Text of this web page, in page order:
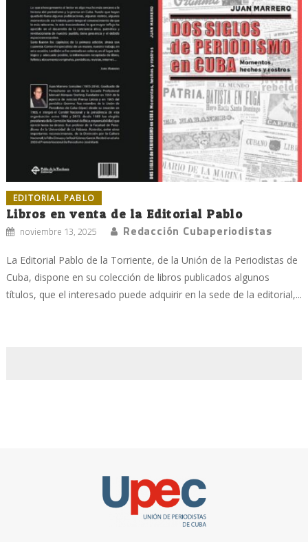
EDITORIAL PABLO
Libros en venta de la Editorial Pablo
noviembre 13, 2025 Redacción Cubaperiodistas
La Editorial Pablo de la Torriente, de la Unión de la Periodistas de
Cuba, dispone en su colección de libros publicados algunos
títulos, que el interesado puede adquirir en la sede de la editorial,...